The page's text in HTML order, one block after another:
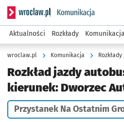
Serwis informacyjny wroclaw.pl
Aktualności Rozkłady
wroclaw.pl Komunikacja
Rozkład jazdy
kierunek: Dworzec
Przystanek Na Ostatnim